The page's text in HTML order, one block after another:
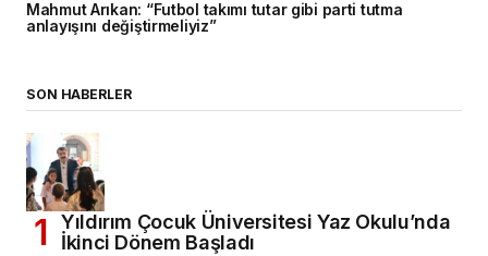
Mahmut Arıkan: “Futbol takımı tutar gibi parti tutma
anlayışını değiştirmeliyiz”
SON HABERLER
Yıldırım Çocuk Üniversitesi Yaz Okulu’nda
İkinci Dönem Başladı